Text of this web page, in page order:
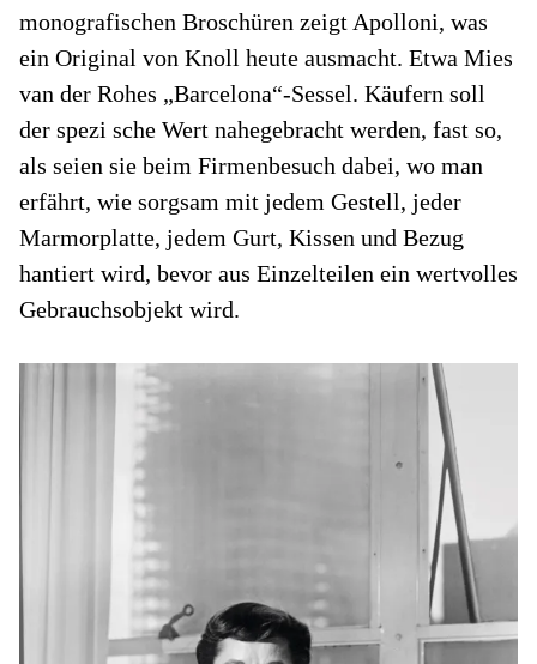
monografischen Broschüren zeigt Apolloni, was
ein Original von Knoll heute ausmacht. Etwa Mies
van der Rohes „Barcelona“-Sessel. Käufern soll
der spezi sche Wert nahegebracht werden, fast so,
als seien sie beim Firmenbesuch dabei, wo man
erfährt, wie sorgsam mit jedem Gestell, jeder
Marmorplatte, jedem Gurt, Kissen und Bezug
hantiert wird, bevor aus Einzelteilen ein wertvolles
Gebrauchsobjekt wird.